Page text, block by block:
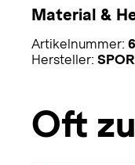
Material &
Artikelnummer:
Hersteller:
Oft